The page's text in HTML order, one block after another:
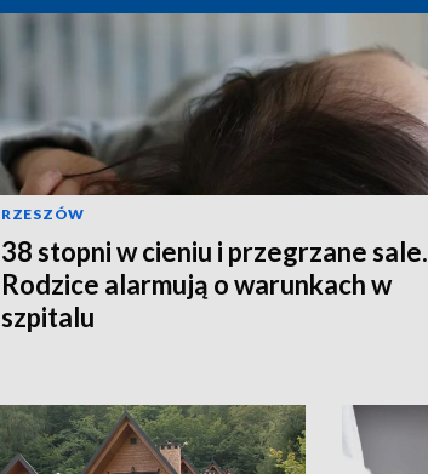
RZESZÓW
38 stopni w cieniu i przegrzane sale.
Rodzice alarmują o warunkach w
szpitalu